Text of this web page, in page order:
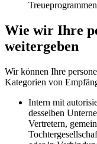
Wie wir Ihre
weitergeben
Wir können Ihre
Kategorien von
Intern mit
desselben
Vertretern,